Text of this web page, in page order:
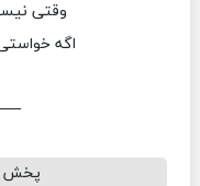
وقتی
اگه
پخش